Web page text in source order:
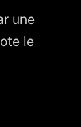
une
le